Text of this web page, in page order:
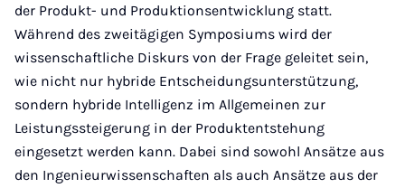
der Produkt- und Produktionsentwicklung statt.
Während des zweitägigen Symposiums wird der
wissenschaftliche Diskurs von der Frage geleitet sein,
wie nicht nur hybride Entscheidungsunterstützung,
sondern hybride Intelligenz im Allgemeinen zur
Leistungssteigerung in der Produktentstehung
eingesetzt werden kann. Dabei sind sowohl Ansätze aus
den Ingenieurwissenschaften als auch Ansätze aus der